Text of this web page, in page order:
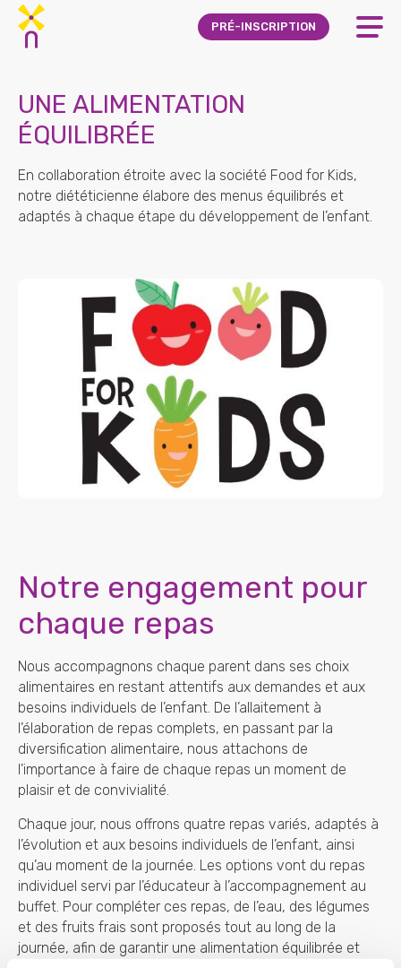
Skip to main content
PRÉ-INSCRIPTION
UNE ALIMENTATION
ÉQUILIBRÉE
En collaboration étroite avec la société Food for Kids,
notre diététicienne élabore des menus équilibrés et
adaptés à chaque étape du développement de l’enfant.
Notre engagement pour
chaque repas
Nous accompagnons chaque parent dans ses choix
alimentaires en restant attentifs aux demandes et aux
besoins individuels de l’enfant. De l’allaitement à
l’élaboration de repas complets, en passant par la
diversification alimentaire, nous attachons de
l’importance à faire de chaque repas un moment de
plaisir et de convivialité.
Chaque jour, nous offrons quatre repas variés, adaptés à
l’évolution et aux besoins individuels de l’enfant, ainsi
qu’au moment de la journée. Les options vont du repas
individuel servi par l’éducateur à l’accompagnement au
buffet. Pour compléter ces repas, de l’eau, des légumes
et des fruits frais sont proposés tout au long de la
journée, afin de garantir une alimentation équilibrée et